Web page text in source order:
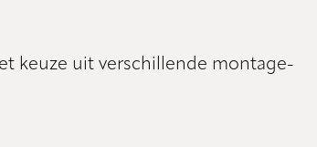
keuze uit verschillende montage-